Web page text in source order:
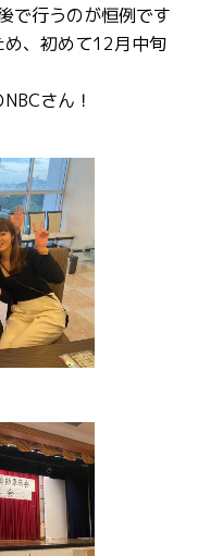
で行うのが恒例です
め、初めて12月中旬
NBCさん！